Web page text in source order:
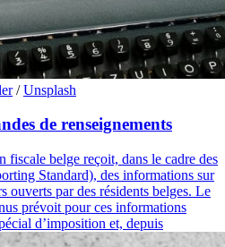
/ Unsplash
de renseignements
fiscale belge reçoit, dans le cadre des
Standard), des informations sur
ouverts par des résidents belges. Le
prévoit pour ces informations
d’imposition et, depuis